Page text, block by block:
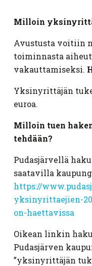
Milloin
Avustusta voitiin
toiminnasta
vakauttamiseksi.
Yksinyrittäjän
euroa.
Milloin tuen
tehdään?
Pudasjärvellä
saatavilla
https://
yksinyrittaejien-
on-haettavissa
Oikean linkin
Pudasjärven
”yksinyrittäjän